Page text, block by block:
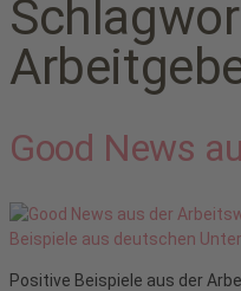
Good News
Positive Beispiele aus der